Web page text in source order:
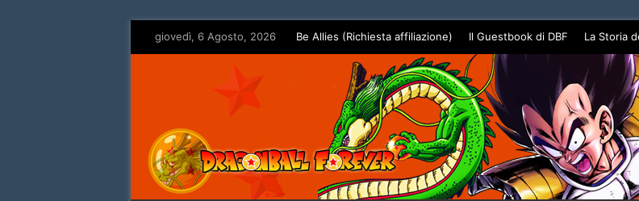
giovedì, 6 Agosto, 2026 Be Allies (Richiesta affiliazione) Il Guestbook di DBF La Storia